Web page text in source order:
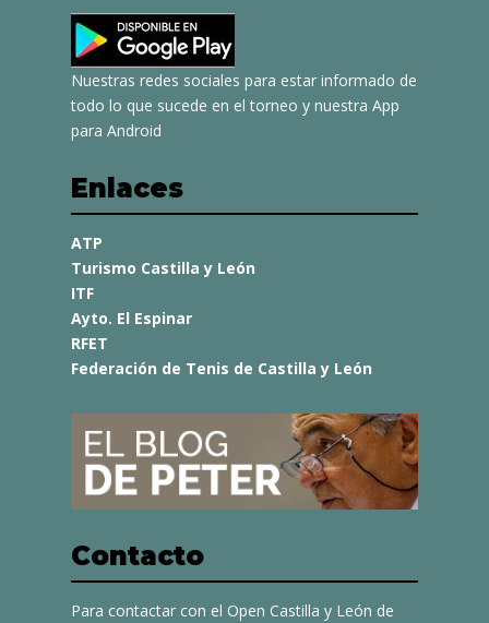
Nuestras redes sociales para estar informado de
todo lo que sucede en el torneo y nuestra App
para Android
Enlaces
ATP
Turismo Castilla y León
ITF
Ayto. El Espinar
RFET
Federación de Tenis de Castilla y León
Contacto
Para contactar con el Open Castilla y León de